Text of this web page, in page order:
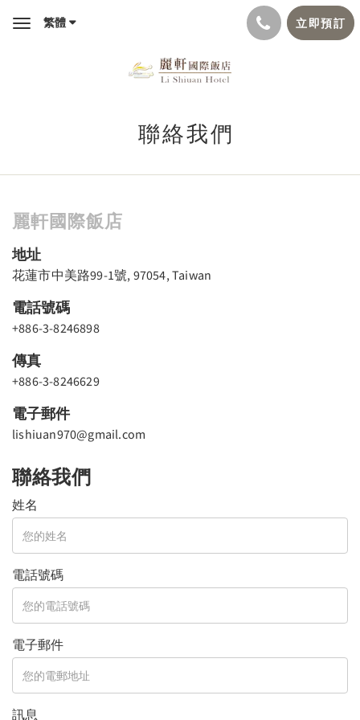
Toggle繁體 立即預訂
聯絡我們
麗軒國際飯店
地址
花蓮市中美路99-1號, 97054, Taiwan
電話號碼
+886-3-8246898
傳真
+886-3-8246629
電子郵件
lishiuan970@gmail.com
聯絡我們
姓名
電話號碼
電子郵件
訊息